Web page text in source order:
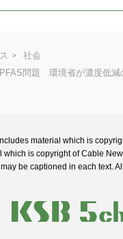
社会
問題 環境省が濃度低
material which is
which is copyright of Cable
be captioned in each text.